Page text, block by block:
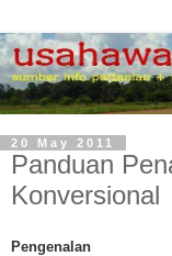
20 May 2011
Panduan
Konversional
Pengenalan